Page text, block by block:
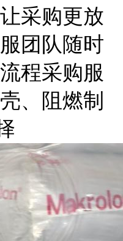
采购更放
团队随时
程采购服
、阻燃制